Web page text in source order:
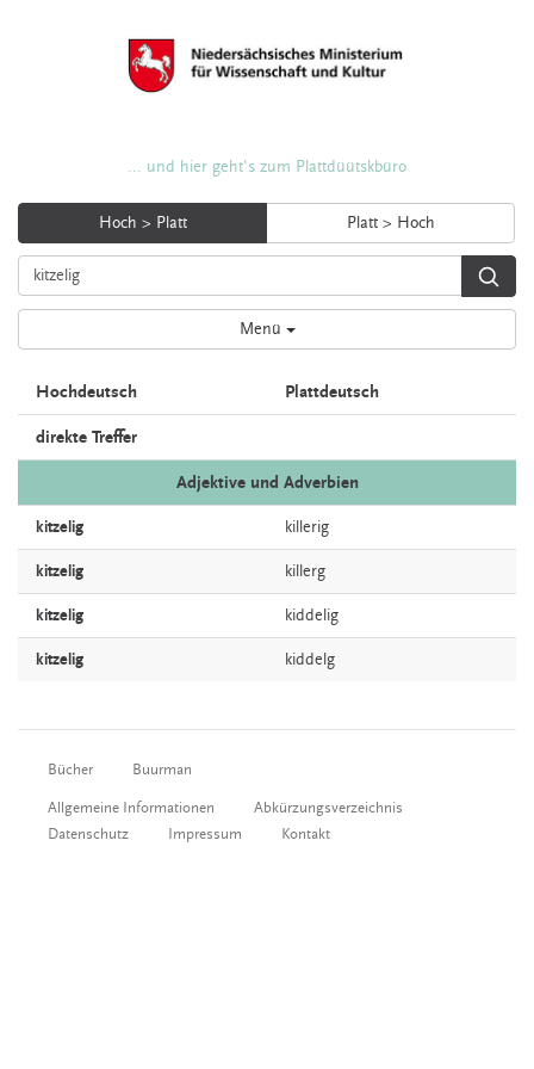
... und hier geht's zum Plattdüütskbüro
Hoch > Platt Platt > Hoch
Menü
Hochdeutsch Plattdeutsch
direkte Treffer
Adjektive und Adverbien
kitzelig killerig
kitzelig killerg
kitzelig kiddelig
kitzelig kiddelg
Bücher Buurman
Allgemeine Informationen
Abkürzungsverzeichnis
Datenschutz
Impressum Kontakt